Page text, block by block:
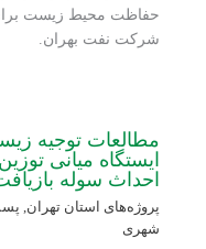
حفاظت محیط زیست
شرکت نفت بهران.
مطالعات توجیه
ایستگاه میانی
احداث سوله
پروژه‌های استان تهران,
شهری